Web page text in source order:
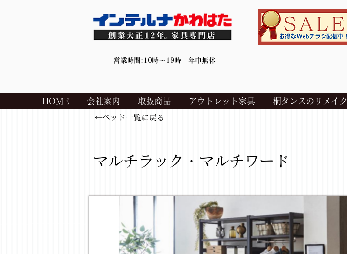
営業時間:10時～19時 年中無休
HOME 会社案内 取扱商品 アウトレット家具 桐タンスのリメイク
←ベッド一覧に戻る
マルチラック・マルチワード